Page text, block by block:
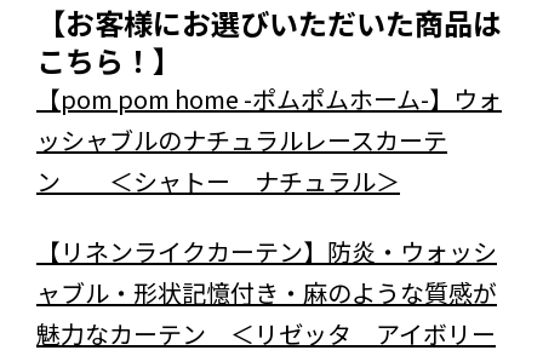
【お客様にお選びいただいた商品は
こちら！】
【pom pom home -ポムポムホーム-】ウォ
ッシャブルのナチュラルレースカーテ
ン ＜シャトー ナチュラル＞
【リネンライクカーテン】防炎・ウォッシ
ャブル・形状記憶付き・麻のような質感が
魅力なカーテン ＜リゼッタ アイボリー